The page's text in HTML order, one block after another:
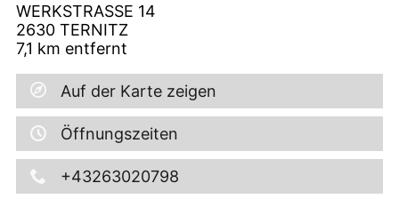
WERKSTRASSE 14
2630 TERNITZ
7,1 km entfernt
Auf der Karte zeigen
Öffnungszeiten
+43263020798